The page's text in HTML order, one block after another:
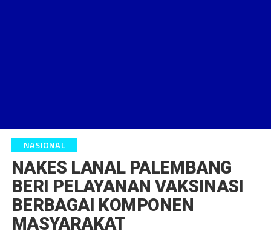
NASIONAL
NAKES LANAL PALEMBANG
BERI PELAYANAN VAKSINASI
BERBAGAI KOMPONEN
MASYARAKAT